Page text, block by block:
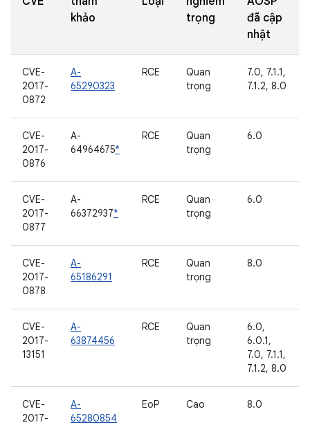
khảo
trọng
đã cập
nhật
CVE-
2017-
0872
A-
65290323
RCE
Quan
trọng
7.0, 7.1.1,
7.1.2, 8.0
CVE-
2017-
0876
A-
64964675*
RCE
Quan
trọng
6.0
CVE-
2017-
0877
A-
66372937*
RCE
Quan
trọng
6.0
CVE-
2017-
0878
A-
65186291
RCE
Quan
trọng
8.0
CVE-
2017-
13151
A-
63874456
RCE
Quan
trọng
6.0,
6.0.1,
7.0, 7.1.1,
7.1.2, 8.0
CVE-
2017-
A-
65280854
EoP Cao 8.0